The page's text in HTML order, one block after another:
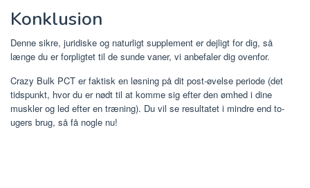
Konklusion
Denne sikre, juridiske og naturligt supplement er dejligt for dig, så
længe du er forpligtet til de sunde vaner, vi anbefaler dig ovenfor.
Crazy Bulk PCT er faktisk en løsning på dit post-øvelse periode (det
tidspunkt, hvor du er nødt til at komme sig efter den ømhed i dine
muskler og led efter en træning). Du vil se resultatet i mindre end to-
ugers brug, så få nogle nu!